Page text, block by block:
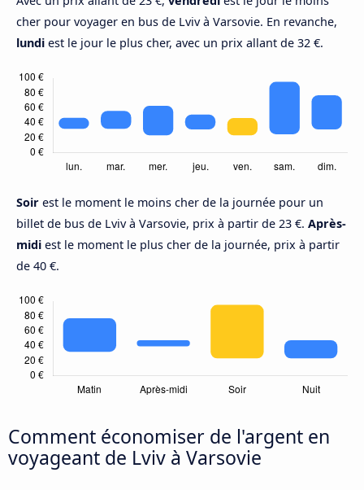
cher pour voyager en bus de Lviv à Varsovie. En revanche,
lundi est le jour le plus cher, avec un prix allant de 32 €.
Soir est le moment le moins cher de la journée pour un
billet de bus de Lviv à Varsovie, prix à partir de 23 €. Après-
midi est le moment le plus cher de la journée, prix à partir
de 40 €.
Comment économiser de l'argent en
voyageant de Lviv à Varsovie